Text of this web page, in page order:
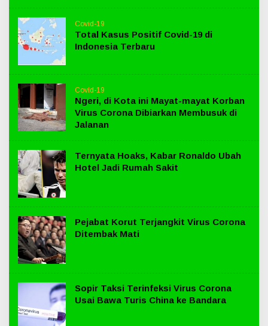
Covid-19
Total Kasus Positif Covid-19 di
Indonesia Terbaru
Covid-19
Ngeri, di Kota ini Mayat-mayat Korban
Virus Corona Dibiarkan Membusuk di
Jalanan
Ternyata Hoaks, Kabar Ronaldo Ubah
Hotel Jadi Rumah Sakit
Pejabat Korut Terjangkit Virus Corona
Ditembak Mati
Sopir Taksi Terinfeksi Virus Corona
Usai Bawa Turis China ke Bandara